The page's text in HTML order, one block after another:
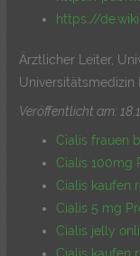
https://
Ärztlicher Leiter,
Universitätsmedizin
Veröffentlicht am:
Cialis frauen
Cialis 100mg
Cialis kaufen
Cialis 5 mg
Cialis jelly
Cialis kaufen